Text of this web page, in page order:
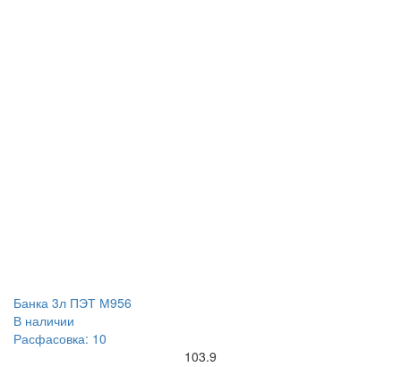
Банка 3л ПЭТ М956
В наличии
Расфасовка: 10
103.9